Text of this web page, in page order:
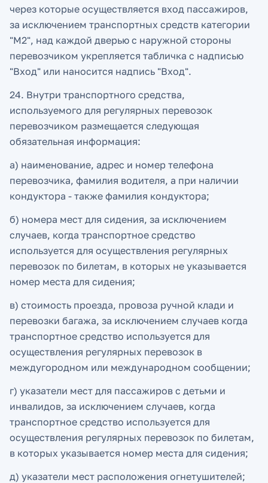
через которые осуществляется вход пассажиров,
за исключением транспортных средств категории
"M2", над каждой дверью с наружной стороны
перевозчиком укрепляется табличка с надписью
"Вход" или наносится надпись "Вход".
24. Внутри транспортного средства,
используемого для регулярных перевозок
перевозчиком размещается следующая
обязательная информация:
а) наименование, адрес и номер телефона
перевозчика, фамилия водителя, а при наличии
кондуктора - также фамилия кондуктора;
б) номера мест для сидения, за исключением
случаев, когда транспортное средство
используется для осуществления регулярных
перевозок по билетам, в которых не указывается
номер места для сидения;
в) стоимость проезда, провоза ручной клади и
перевозки багажа, за исключением случаев когда
транспортное средство используется для
осуществления регулярных перевозок в
междугородном или международном сообщении;
г) указатели мест для пассажиров с детьми и
инвалидов, за исключением случаев, когда
транспортное средство используется для
осуществления регулярных перевозок по билетам,
в которых указывается номер места для сидения;
д) указатели мест расположения огнетушителей;